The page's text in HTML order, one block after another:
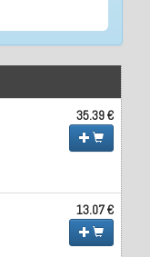
35.39 €
13.07 €